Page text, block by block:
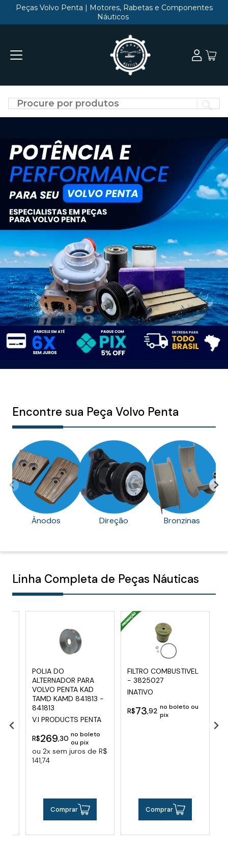
Peças Volvo Penta | Motores, Rabetas e Componentes
Náuticos
o
Encontre sua Peça Volvo Penta
Ânodos Direção Bronzinas
Linha Completa de Peças Náuticas
POLIA DO
ALTERNADOR PARA
VOLVO PENTA KAD
TAMD KAMD 841813 -
841813
V.I PRODUCTS PENTA
R$269,30 no boleto
ou pix
ou 2x sem juros de R$
141,74
Comprar
FILTRO COMBUSTIVEL
- 3825027
INATIVO
R$73,92 no boleto ou
pix
Comprar